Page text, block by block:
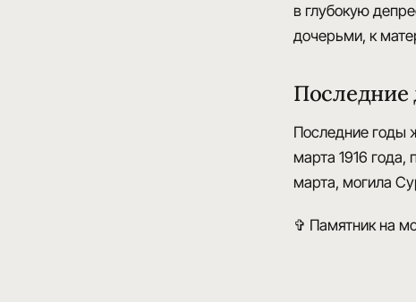
в глубокую
дочерьми, к
Последние
Последние годы
марта 1916 года,
марта, могила
✞ Памятник на